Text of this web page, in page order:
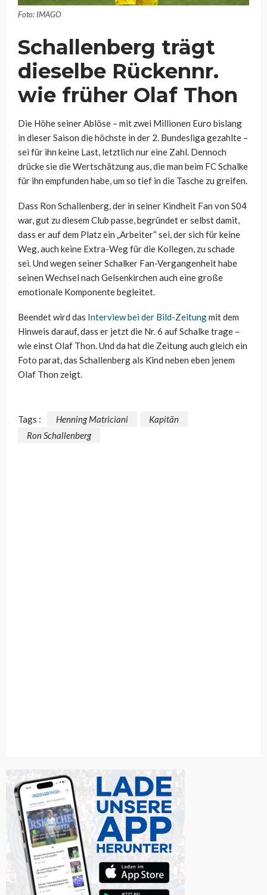
Foto: IMAGO
Schallenberg trägt
dieselbe Rückennr.
wie früher Olaf Thon
Die Höhe seiner Ablöse – mit zwei Millionen Euro bislang
in dieser Saison die höchste in der 2. Bundesliga gezahlte –
sei für ihn keine Last, letztlich nur eine Zahl. Dennoch
drücke sie die Wertschätzung aus, die man beim FC Schalke
für ihn empfunden habe, um so tief in die Tasche zu greifen.
Dass Ron Schallenberg, der in seiner Kindheit Fan von S04
war, gut zu diesem Club passe, begründet er selbst damit,
dass er auf dem Platz ein „Arbeiter“ sei, der sich für keine
Weg, auch keine Extra-Weg für die Kollegen, zu schade
sei. Und wegen seiner Schalker Fan-Vergangenheit habe
seinen Wechsel nach Gelsenkirchen auch eine große
emotionale Komponente begleitet.
Beendet wird das Interview bei der Bild-Zeitungmit dem
Hinweis darauf, dass er jetzt die Nr. 6 auf Schalke trage –
wie einst Olaf Thon. Und da hat die Zeitung auch gleich ein
Foto parat, das Schallenberg als Kind neben eben jenem
Olaf Thon zeigt.
Tags : Henning Matriciani
Kapitän
Ron Schallenberg